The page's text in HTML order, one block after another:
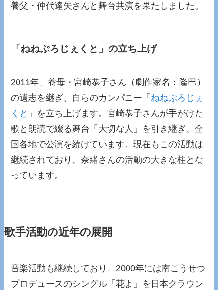
養父・仲代達矢さんと舞台共演を果たしました。
「ねねぷろじぇくと」の立ち上げ
2011年、養母・宮崎恭子さん（劇作家名：隆巴）
の遺志を継ぎ、自らのカンパニー「 ねねぷろじぇ
くと 」を立ち上げます。宮崎恭子さんが手がけた
歌と朗読で綴る舞台「大切な人」を引き継ぎ、全
国各地で公演を続けています。現在もこの活動は
継続されており、奈緒さんの活動の大きな柱とな
っています。
歌手活動の近年の展開
音楽活動も継続しており、2000年には南こうせつ
プロデュースのシングル「花よ」を日本クラウン